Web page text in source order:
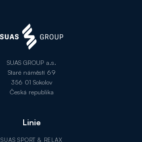
SUAS GROUP a.s.
Staré náměstí 69
356 01 Sokolov
Česká republika
Linie
SUAS SPORT & RELAX